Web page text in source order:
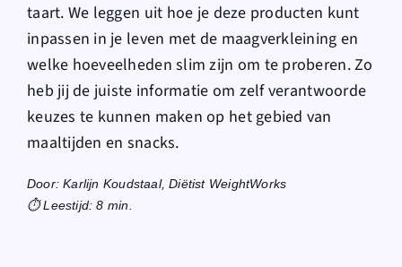
taart. We leggen uit hoe je deze producten kunt
inpassen in je leven met de maagverkleining en
welke hoeveelheden slim zijn om te proberen. Zo
heb jij de juiste informatie om zelf verantwoorde
keuzes te kunnen maken op het gebied van
maaltijden en snacks.
Door: Karlijn Koudstaal, Diëtist WeightWorks
⏱️ Leestijd: 8 min.